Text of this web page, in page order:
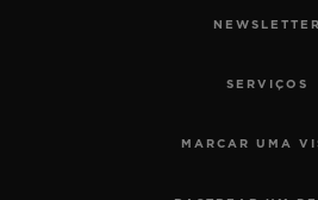
NEWSLETTER
SERVIÇOS
MARCAR UMA